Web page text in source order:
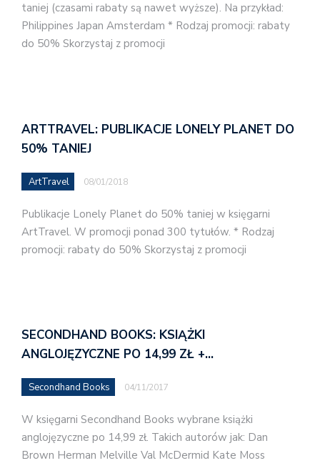
taniej (czasami rabaty są nawet wyższe). Na przykład:
Philippines Japan Amsterdam * Rodzaj promocji: rabaty
do 50% Skorzystaj z promocji
ARTTRAVEL: PUBLIKACJE LONELY PLANET DO
50% TANIEJ
ArtTravel 08/01/2018
Publikacje Lonely Planet do 50% taniej w księgarni
ArtTravel. W promocji ponad 300 tytułów. * Rodzaj
promocji: rabaty do 50% Skorzystaj z promocji
SECONDHAND BOOKS: KSIĄŻKI
ANGLOJĘZYCZNE PO 14,99 ZŁ +…
Secondhand Books 04/11/2017
W księgarni Secondhand Books wybrane książki
anglojęzyczne po 14,99 zł. Takich autorów jak: Dan
Brown Herman Melville Val McDermid Kate Moss